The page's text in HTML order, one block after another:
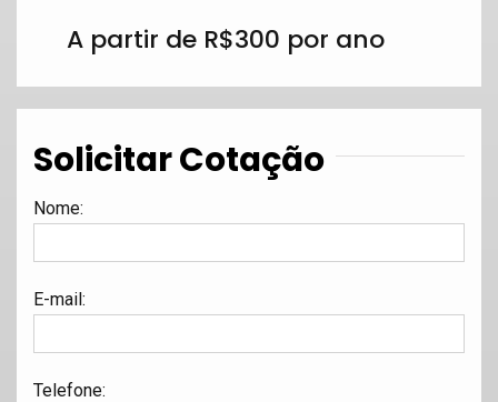
A partir de R$300 por ano
Solicitar Cotação
Nome:
E-mail:
Telefone: